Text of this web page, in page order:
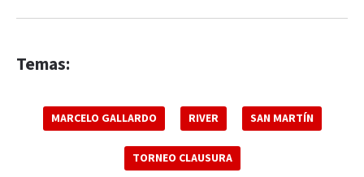
Temas:
MARCELO GALLARDO RIVER SAN MARTÍN
TORNEO CLAUSURA